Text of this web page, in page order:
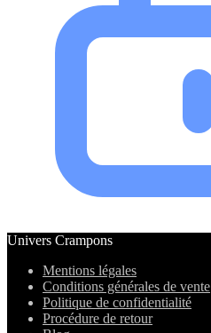
Univers Crampons
Mentions légales
Conditions générales de vente
Politique de confidentialité
Procédure de retour